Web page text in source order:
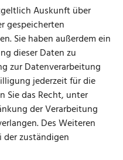
Auskunft über
gespeicherten
Sie haben außerdem ein
dieser Daten zu
zur Datenverarbeitung
jederzeit für die
Sie das Recht, unter
der Verarbeitung
Des Weiteren
zuständigen